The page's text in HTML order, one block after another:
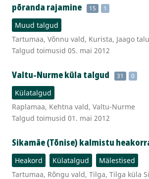
põranda rajamine
15 1
Muud talgud
Tartumaa, Võnnu vald, Kurista, Jaago talu
Talgud toimusid 05. mai 2012
Valtu-Nurme küla talgud 31 0
Külatalgud
Raplamaa, Kehtna vald, Valtu-Nurme
Talgud toimusid 01. mai 2012
Sikamäe (Tõnise) kalmistu
Heakord Külatalgud
Mälestised
Tartumaa, Rõngu vald, Tilga, Tilga küla